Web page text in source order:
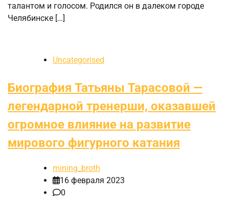
талантом и голосом. Родился он в далеком городе
Челябинске […]
Uncategorised
Биография Татьяны Тарасовой —
легендарной тренерши, оказавшей
огромное влияние на развитие
мирового фигурного катания
mining_broth
16 февраля 2023
0